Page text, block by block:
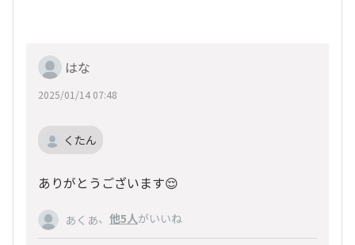
はな
2025/01/14 07:48
くたん
ありがとうございます😌
あくあ、 他5人がいいね